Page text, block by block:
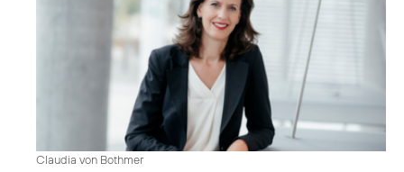
Claudia von Bothmer